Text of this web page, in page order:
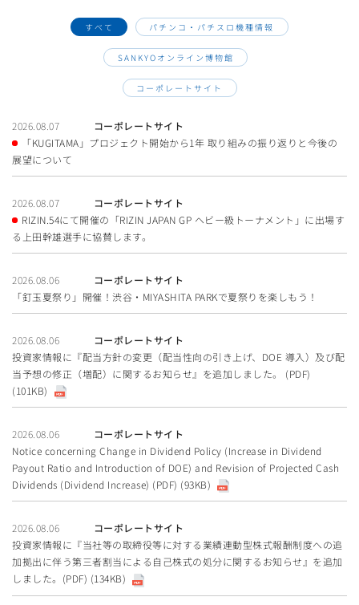
すべて パチンコ・パチスロ機種情報
SANKYOオンライン博物館
コーポレートサイト
2026.08.07
コーポレートサイト
「KUGITAMA」プロジェクト開始から1年 取り組みの振り返りと今後の
展望について
2026.08.07
コーポレートサイト
RIZIN.54にて開催の「RIZIN JAPAN GP ヘビー級トーナメント」に出場す
る上田幹雄選手に協賛します。
2026.08.06
コーポレートサイト
「釘玉夏祭り」開催！渋谷・MIYASHITA PARKで夏祭りを楽しもう！
2026.08.06
コーポレートサイト
投資家情報に『配当方針の変更（配当性向の引き上げ、DOE 導入）及び配
当予想の修正（増配）に関するお知らせ』を追加しました。 (PDF)
(101KB)
2026.08.06
コーポレートサイト
Notice concerning Change in Dividend Policy (Increase in Dividend
Payout Ratio and Introduction of DOE) and Revision of Projected Cash
Dividends (Dividend Increase) (PDF) (93KB)
2026.08.06
コーポレートサイト
投資家情報に『当社等の取締役等に対する業績連動型株式報酬制度への追
加拠出に伴う第三者割当による自己株式の処分に関するお知らせ』を追加
しました。(PDF) (134KB)